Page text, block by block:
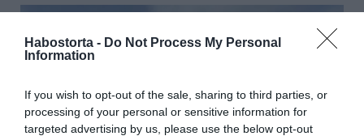
Habostorta - Do Not Process My Personal
Information
If you wish to opt-out of the sale, sharing to third parties, or
processing of your personal or sensitive information for
targeted advertising by us, please use the below opt-out